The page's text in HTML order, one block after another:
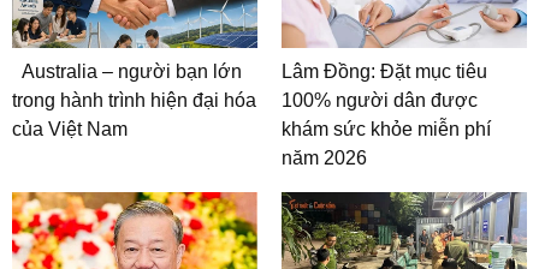
Australia – người bạn lớn
trong hành trình hiện đại hóa
của Việt Nam
Lâm Đồng: Đặt mục tiêu
100% người dân được
khám sức khỏe miễn phí
năm 2026